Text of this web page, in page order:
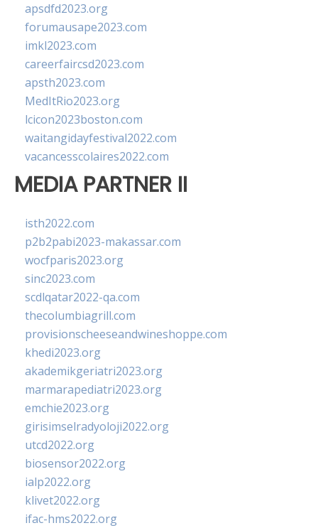
apsdfd2023.org
forumausape2023.com
imkl2023.com
careerfaircsd2023.com
apsth2023.com
MedItRio2023.org
lcicon2023boston.com
waitangidayfestival2022.com
vacancesscolaires2022.com
MEDIA PARTNER II
isth2022.com
p2b2pabi2023-makassar.com
wocfparis2023.org
sinc2023.com
scdlqatar2022-qa.com
thecolumbiagrill.com
provisionscheeseandwineshoppe.com
khedi2023.org
akademikgeriatri2023.org
marmarapediatri2023.org
emchie2023.org
girisimselradyoloji2022.org
utcd2022.org
biosensor2022.org
ialp2022.org
klivet2022.org
ifac-hms2022.org